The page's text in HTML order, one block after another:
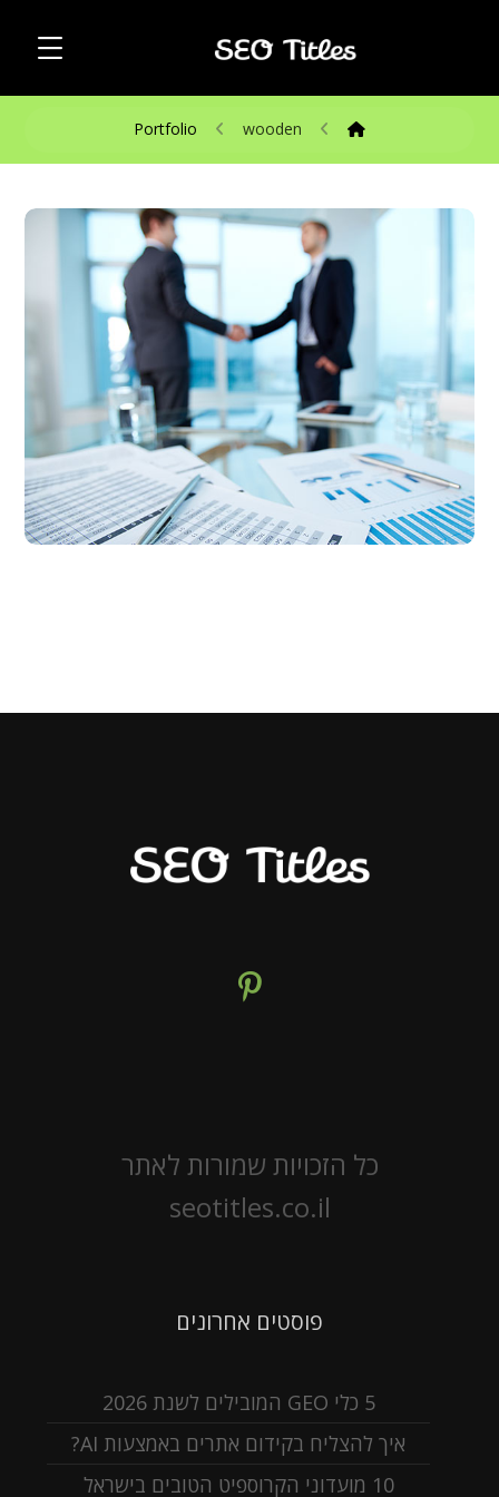
Portfolio wooden
כל הזכויות שמורות לאתר
seotitles.co.il
פוסטים אחרונים
5 כלי GEO המובילים לשנת 2026
איך להצליח בקידום אתרים באמצעות AI?
10 מועדוני הקרוספיט הטובים בישראל